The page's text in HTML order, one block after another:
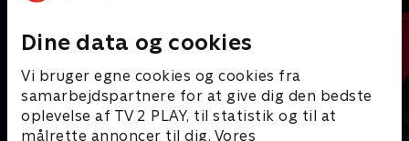
Dine data og cookies
Vi bruger egne cookies og cookies fra
samarbejdspartnere for at give dig den bedste
oplevelse af TV 2 PLAY, til statistik og til at
målrette annoncer til dig. Vores